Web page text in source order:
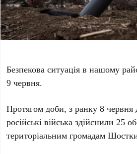
Безпекова ситуація в нашому
9 червня.
Протягом доби, з ранку 8 червня
російські війська здійснили 25
територіальним громадам